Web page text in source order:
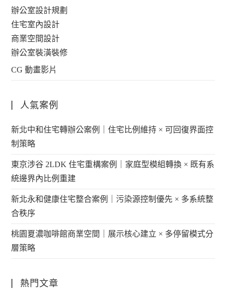
辦公室設計規劃
住宅室內設計
商業空間設計
辦公室裝潢裝修
CG 動畫影片
人氣案例
新北中和住宅轉辦公案例｜住宅比例維持 × 可回復界面控
制策略
東京涉谷 2LDK 住宅重構案例｜家庭型模組轉換 × 既有系
統邊界內比例重建
新北永和健康住宅整合案例｜污染源控制優先 × 多系統整
合秩序
桃園夏濃咖啡館商業空間｜展示核心建立 × 多停留模式分
層策略
熱門文章